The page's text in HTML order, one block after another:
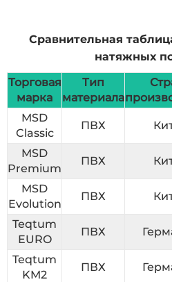
Сравнительная
натяжных
Торговая
марка
Тип
материала
MSD
Classic
ПВХ
MSD
Premium
ПВХ
MSD
Evolution
ПВХ
Teqtum
EURO
ПВХ
Teqtum
KM2
ПВХ